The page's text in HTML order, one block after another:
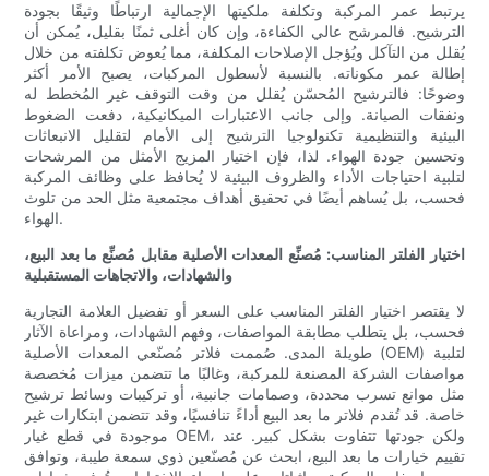
يرتبط عمر المركبة وتكلفة ملكيتها الإجمالية ارتباطًا وثيقًا بجودة
الترشيح. فالمرشح عالي الكفاءة، وإن كان أغلى ثمنًا بقليل، يُمكن أن
يُقلل من التآكل ويُؤجل الإصلاحات المكلفة، مما يُعوض تكلفته من خلال
إطالة عمر مكوناته. بالنسبة لأسطول المركبات، يصبح الأمر أكثر
وضوحًا: فالترشيح المُحسّن يُقلل من وقت التوقف غير المُخطط له
ونفقات الصيانة. وإلى جانب الاعتبارات الميكانيكية، دفعت الضغوط
البيئية والتنظيمية تكنولوجيا الترشيح إلى الأمام لتقليل الانبعاثات
وتحسين جودة الهواء. لذا، فإن اختيار المزيج الأمثل من المرشحات
لتلبية احتياجات الأداء والظروف البيئية لا يُحافظ على وظائف المركبة
فحسب، بل يُساهم أيضًا في تحقيق أهداف مجتمعية مثل الحد من تلوث
الهواء.
اختيار الفلتر المناسب: مُصنِّع المعدات الأصلية مقابل مُصنِّع ما بعد البيع،
والشهادات، والاتجاهات المستقبلية
لا يقتصر اختيار الفلتر المناسب على السعر أو تفضيل العلامة التجارية
فحسب، بل يتطلب مطابقة المواصفات، وفهم الشهادات، ومراعاة الآثار
طويلة المدى. صُممت فلاتر مُصنّعي المعدات الأصلية (OEM) لتلبية
مواصفات الشركة المصنعة للمركبة، وغالبًا ما تتضمن ميزات مُخصصة
مثل موانع تسرب محددة، وصمامات جانبية، أو تركيبات وسائط ترشيح
خاصة. قد تُقدم فلاتر ما بعد البيع أداءً تنافسيًا، وقد تتضمن ابتكارات غير
موجودة في قطع غيار OEM، ولكن جودتها تتفاوت بشكل كبير. عند
تقييم خيارات ما بعد البيع، ابحث عن مُصنّعين ذوي سمعة طيبة، وتوافق